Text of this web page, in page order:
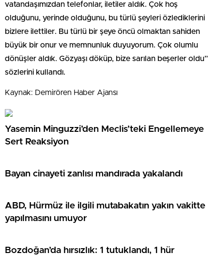
vatandaşımızdan telefonlar, iletiler aldık. Çok hoş
olduğunu, yerinde olduğunu, bu türlü şeyleri özlediklerini
bizlere ilettiler. Bu türlü bir şeye öncü olmaktan sahiden
büyük bir onur ve memnunluk duyuyorum. Çok olumlu
dönüşler aldık. Gözyaşı döküp, bize sarılan beşerler oldu”
sözlerini kullandı.
Kaynak: Demirören Haber Ajansı
Yasemin Minguzzi’den Meclis’teki Engellemeye
Sert Reaksiyon
Bayan cinayeti zanlısı mandırada yakalandı
ABD, Hürmüz ile ilgili mutabakatın yakın vakitte
yapılmasını umuyor
Bozdoğan’da hırsızlık: 1 tutuklandı, 1 hür